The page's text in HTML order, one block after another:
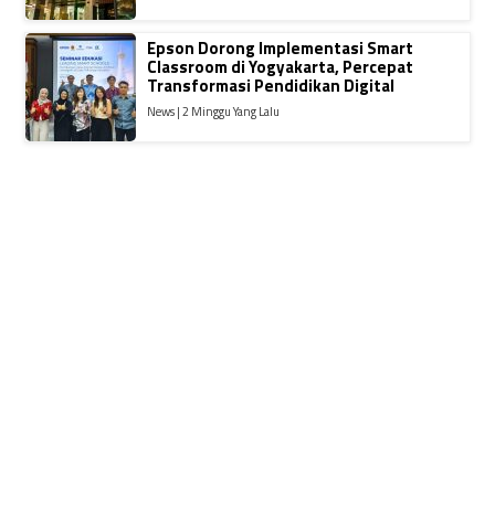
Epson Dorong Implementasi Smart
Classroom di Yogyakarta, Percepat
Transformasi Pendidikan Digital
News | 2 Minggu Yang Lalu